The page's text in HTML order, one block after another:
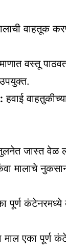
वाहतूक
वस्तू
हवाई
तुलनेत जास्त वेळ
मालाचे
पूर्ण
माल एका पूर्ण